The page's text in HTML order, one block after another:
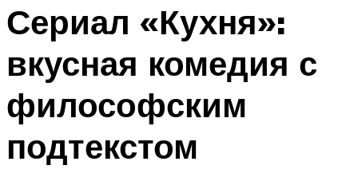
Сериал «Кухня»:
вкусная комедия с
философским
подтекстом